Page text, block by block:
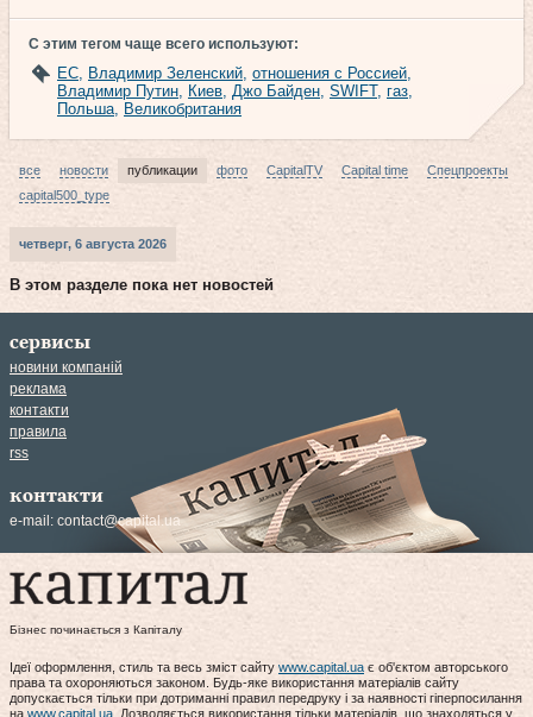
С этим тегом чаще всего используют:
ЕС, Владимир Зеленский, отношения с Россией,
Владимир Путин, Киев, Джо Байден, SWIFT, газ,
Польша, Великобритания
все новости публикации фото CapitalTV Capital time
Спецпроекты
capital500_type
четверг, 6 августа 2026
В этом разделе пока нет новостей
сервисы
новини компаній
реклама
контакти
правила
rss
контакти
e-mail: contact@capital.ua
Бізнес починається з Капіталу
Ідеї оформлення, стиль та весь зміст сайту www.capital.ua є об'єктом авторського
права та охороняються законом. Будь-яке використання матеріалів сайту
допускається тільки при дотриманні правил передруку і за наявності гіперпосилання
на www.capital.ua . Дозволяється використання тільки матеріалів, що знаходяться у